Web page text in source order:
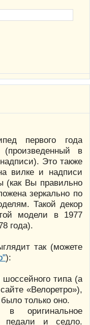
первого года
в
Это также
вилке и надписи
(как Вы правильно
зеркально по
Такой декор
модели в 1977
года).
так (можете
):
типа (а
«Велоретро»),
только оно.
в оригинальное
педали и седло.